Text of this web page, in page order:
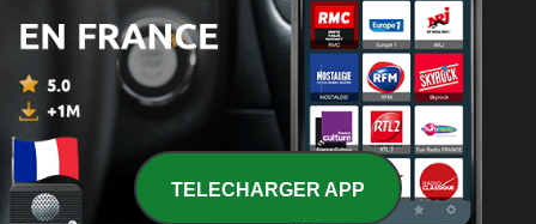
03 août 2026
83 - 71. Johannie 105 år – Om livsvisdom från hennes
farmor, en självförsörjande uppväxt, smugglingen
under krigsåren, lyckan i de små sakerna och att
se en vän i varje människa.
Möt den 105-åriga Johanni i ett djupt samtal om ett långt liv fyllt av både prövningar och visdom. Hon delar med sig av minnen från sin barndom i Norge, flytten till Sverige och de starka upplevelserna under andra världskriget, inklusive smuggling över gränsen samt personliga förluster. Avsnittet utforskar även teman som självförsörjning, entreprenörskap i Sälen och vikten av att finna lyckan i vardagens små ögonblick. Vi får även ett besök hos 60plusbanken där fokus ligger på ekonomiska behov för livshändelser och renoveringar.
27 juil. 2026
TELECHARGER APP